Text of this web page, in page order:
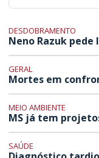
DESDOBRAMENTO
Neno Razuk pede
GERAL
Mortes em
MEIO AMBIENTE
MS já tem
SAÚDE